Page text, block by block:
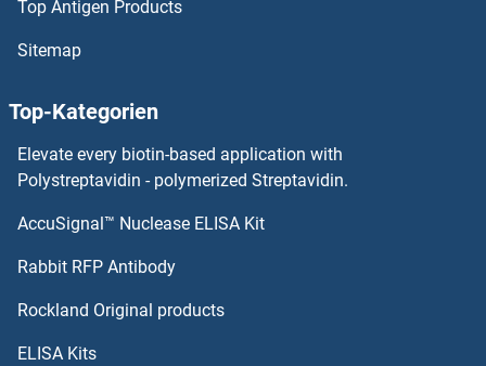
ACBD6 ELISA Kits
ACAT2 ELISA Kits
ACAT1 ELISA Kits
ACADSB ELISA Kits
Top Antigen Products
Sitemap
Top-Kategorien
Elevate every biotin-based application with
Polystreptavidin - polymerized Streptavidin.
AccuSignal™ Nuclease ELISA Kit
Rabbit RFP Antibody
Rockland Original products
ELISA Kits